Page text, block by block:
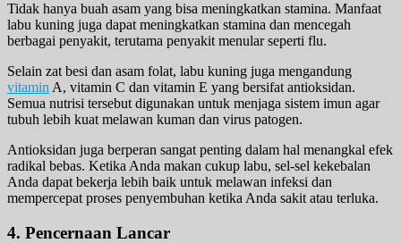
Tidak hanya buah asam yang bisa meningkatkan stamina. Manfaat
labu kuning juga dapat meningkatkan stamina dan mencegah
berbagai penyakit, terutama penyakit menular seperti flu.
Selain zat besi dan asam folat, labu kuning juga mengandung
vitamin A, vitamin C dan vitamin E yang bersifat antioksidan.
Semua nutrisi tersebut digunakan untuk menjaga sistem imun agar
tubuh lebih kuat melawan kuman dan virus patogen.
Antioksidan juga berperan sangat penting dalam hal menangkal efek
radikal bebas. Ketika Anda makan cukup labu, sel-sel kekebalan
Anda dapat bekerja lebih baik untuk melawan infeksi dan
mempercepat proses penyembuhan ketika Anda sakit atau terluka.
4. Pencernaan Lancar